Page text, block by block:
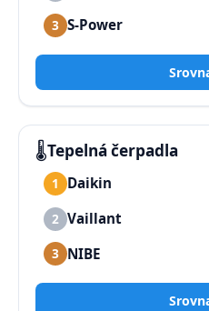
3 S-Power
🌡️Tepelná čerpadla
1 Daikin
2 Vaillant
3 NIBE